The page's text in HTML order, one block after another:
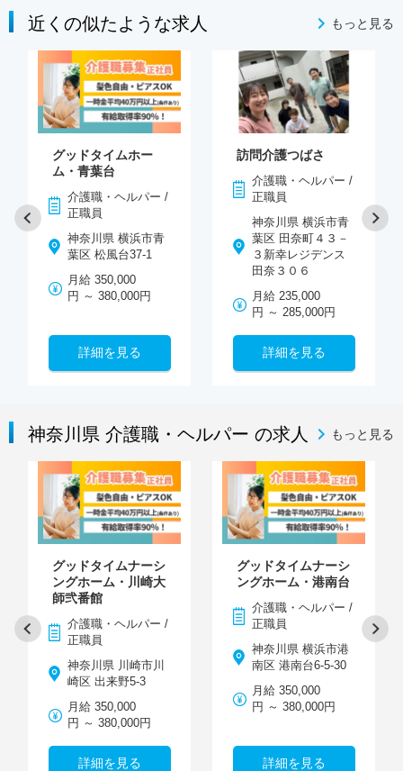
近くの似たような求人 もっと見る
グッドタイムホー
ム・青葉台
介護職・ヘルパー /
正職員
神奈川県 横浜市青
葉区 松風台37-1
月給 350,000
円 ～ 380,000円
詳細を見る
訪問介護つばさ
介護職・ヘルパー /
正職員
神奈川県 横浜市青
葉区 田奈町４３－
３新幸レジデンス
田奈３０６
月給 235,000
円 ～ 285,000円
詳細を見る
神奈川県 介護職・ヘルパー の求人 もっと見る
グッドタイムナーシ
ングホーム・川崎大
師弐番館
介護職・ヘルパー /
正職員
神奈川県 川崎市川
崎区 出来野5-3
月給 350,000
円 ～ 380,000円
詳細を見る
グッドタイムナーシ
ングホーム・港南台
介護職・ヘルパー /
正職員
神奈川県 横浜市港
南区 港南台6-5-30
月給 350,000
円 ～ 380,000円
詳細を見る